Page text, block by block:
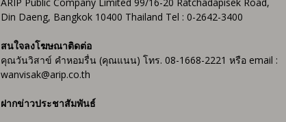
Din Daeng, Bangkok 10400 Thailand Tel : 0-2642-3400
สนใจลงโฆษณาติดต่อ
คุณวันวิสาข์ คำหอมรื่น (คุณแนน) โทร. 08-1668-2221 หรือ email :
wanvisak@arip.co.th
ฝากข่าวประชาสัมพันธ์